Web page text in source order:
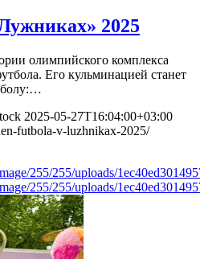
2025
олимпийского комплекса
Его кульминацией станет
2025-05-27T16:04:00+03:00
futbola-v-luzhnikax-2025/
255/255/uploads/
255/255/uploads/